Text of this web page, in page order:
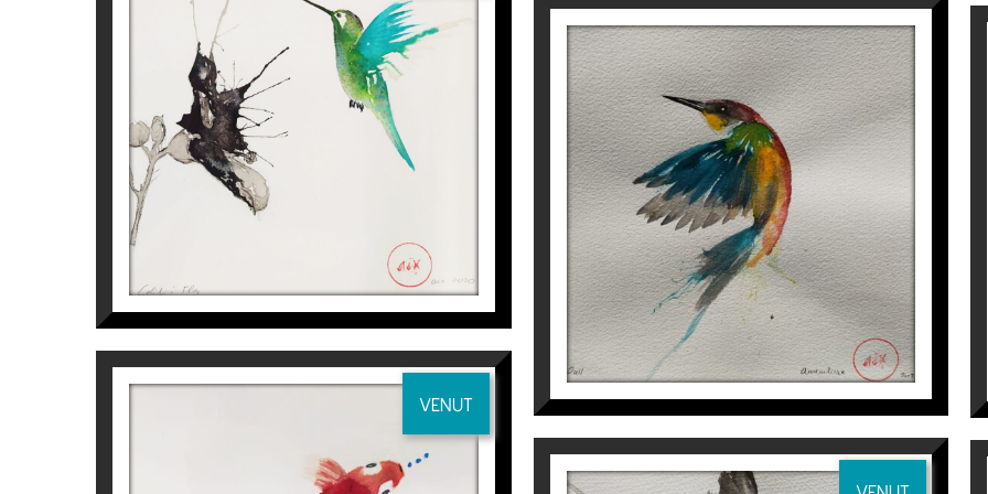
Sala Coma Estadella , Col·legi d’Aparelladors i Arquitectes Técnics de Lleida
EXPOSICIONS COL·LECTIVES
. 2020
“A&D”, Lleida.
.2018
– Galeria Espai Cavallers“Art emergent”, Lleida.
“Dones d’art”, Lleida.
COLIBRÍ I FLOR I
Aurembiaix Sabaté
120
VENUT
OCELL
Aurembiaix Sabaté
120€